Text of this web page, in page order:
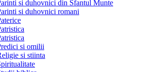
si duhovnici din Sfantul Munte
si duhovnici romani
si omilii
si stiinta